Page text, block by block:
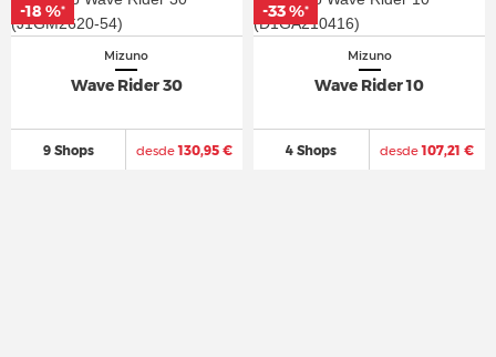
Mizuno
Wave Rider 30
9 Shops desde130,95 €
-18 %*
-18 %*
Mizuno
Wave Rider 10
4 Shops desde107,21 €
-33 %*
-33 %*